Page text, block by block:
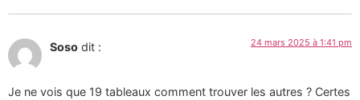
Soso dit : 24 mars 2025 à 1:41 pm
Je ne vois que 19 tableaux comment trouver les autres ? Certes